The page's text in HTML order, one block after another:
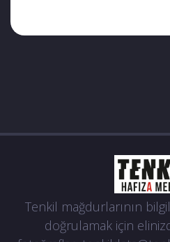
Tenkil mağdurlarının
doğrulamak için